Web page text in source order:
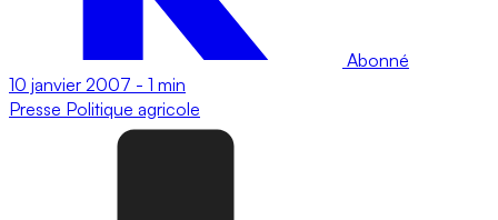
Abonné
10 janvier 2007 - 1 min
Presse Politique agricole